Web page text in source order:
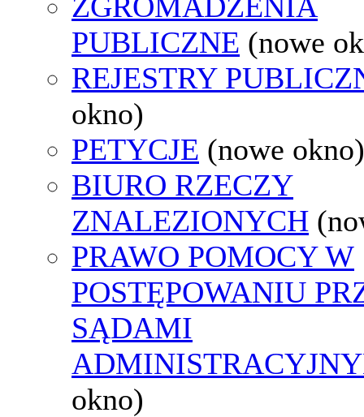
PUBLICZNE (nowe
REJESTRY
okno)
PETYCJE (nowe okno)
BIURO RZECZY
ZNALEZIONYCH
PRAWO POMOCY W
POSTĘPOWANIU
SĄDAMI
okno)